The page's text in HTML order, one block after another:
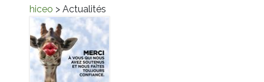
hiceo > Actualités